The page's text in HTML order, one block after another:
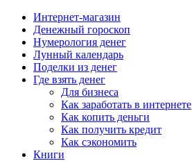
Интернет-магазин
Денежный гороскоп
Нумерология денег
Лунный календарь
Поделки из денег
Где взять денег
Для бизнеса
Как заработать в интернете
Как копить деньги
Как получить кредит
Как сэкономить
Книги